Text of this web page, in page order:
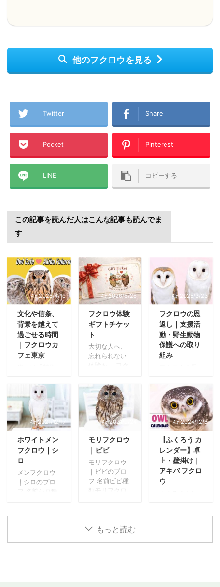
他のフクロウを見る
Twitter Share
Pocket Pinterest
LINE コピーする
この記事を読んだ人はこんな記事も読んでま
す
2026/4/10
文化や信条、
背景を越えて
過ごせる時間
｜フクロウカ
フェ東京
なこと」では
なく「自然な
こと」 文化や
言語、宗教観
を含む信条、
日々大切にし
ている価値観
は、それぞれ
異なります。
性のあり方や
呼ばれ方、パ
ートナーシッ
プのかたち、
れぞれです。
とが、別の誰
2026/6/26
フクロウ体験
ギフトチケッ
ト
大切な人へ、
忘れられない
体験を。 フク
ロウとのひと
ときを、大切
な方へプレゼ
ント。 誕生日
や記念日、日
ごろの「あり
がとう」の気
持ちを、思い
出へ。 心に残
る時間を届け
るギフトチケ
ットです。 ギ
フトチケット
贈りもの 癒し
うに、心がほ
どけていく時
2025/3/23
フクロウの恩
返し｜支援活
動・野生動物
保護への取り
組み
返し 私たちア
キバフクロウ
は、新型コロ
ナウイルス感
染症が世界中
を襲った時、
極めて厳しい
状況に直面し
ました。毎日
大切に育てて
きたフクロウ
たちとの未来
を得ない苦し
心が弱ってし
2021/12/17
ホワイトメン
フクロウ｜シ
ロ
メンフクロウ
｜シロのプロ
フ 名前シロ種
類メンフクロ
2021/9/24
モリフクロウ
｜ビビ
モリフクロウ
｜ビビのプロ
フ 名前ビビ種
類モリフクロ
ゆきだるま・
焼き芋・クッ
2024/12/5
【ふくろう カ
レンダー】卓
上・壁掛け｜
アキバ フクロ
ウ
ンダー 販売価
もっと読む